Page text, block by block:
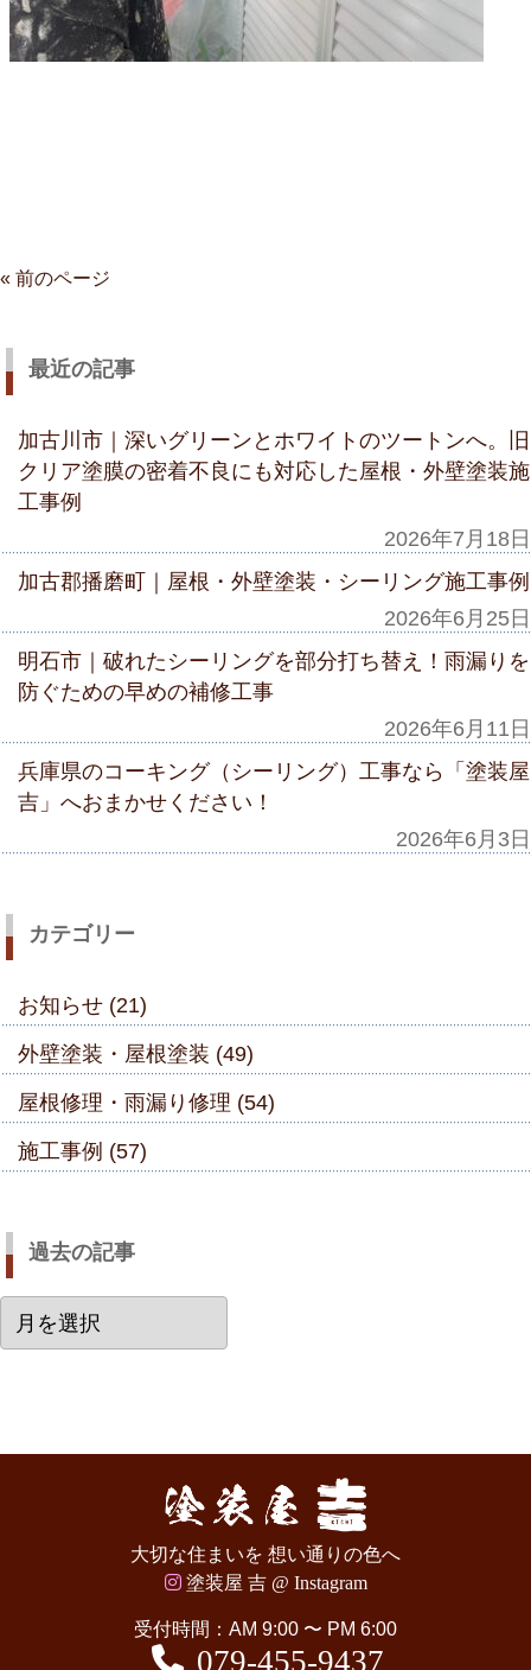
« 前のページ
最近の記事
加古川市｜深いグリーンとホワイトのツートンへ。旧
クリア塗膜の密着不良にも対応した屋根・外壁塗装施
工事例
2026年7月18日
加古郡播磨町｜屋根・外壁塗装・シーリング施工事例
2026年6月25日
明石市｜破れたシーリングを部分打ち替え！雨漏りを
防ぐための早めの補修工事
2026年6月11日
兵庫県のコーキング（シーリング）工事なら「塗装屋
吉」へおまかせください！
2026年6月3日
カテゴリー
お知らせ (21)
外壁塗装・屋根塗装 (49)
屋根修理・雨漏り修理 (54)
施工事例 (57)
過去の記事
去
大切な住まいを 想い通りの色へ
塗装屋 吉 @ Instagram
受付時間：AM 9:00 〜 PM 6:00
079-455-9437